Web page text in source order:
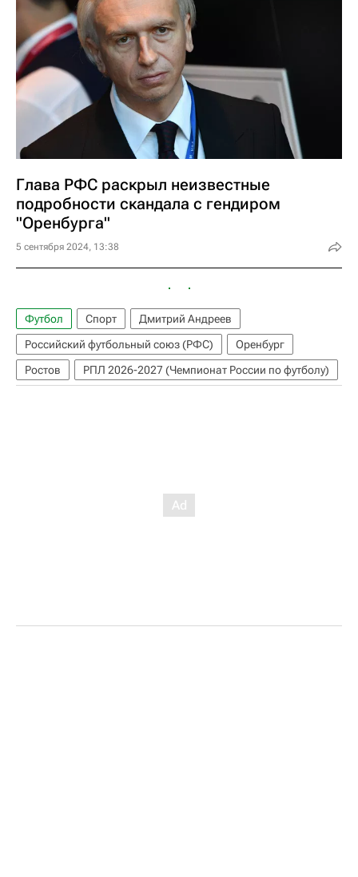
Глава РФС раскрыл неизвестные
подробности скандала с гендиром
"Оренбурга"
5 сентября 2024, 13:38
Футбол Спорт
Дмитрий Андреев
Российский футбольный союз (РФС)
Оренбург
Ростов
РПЛ 2026-2027 (Чемпионат России по футболу)